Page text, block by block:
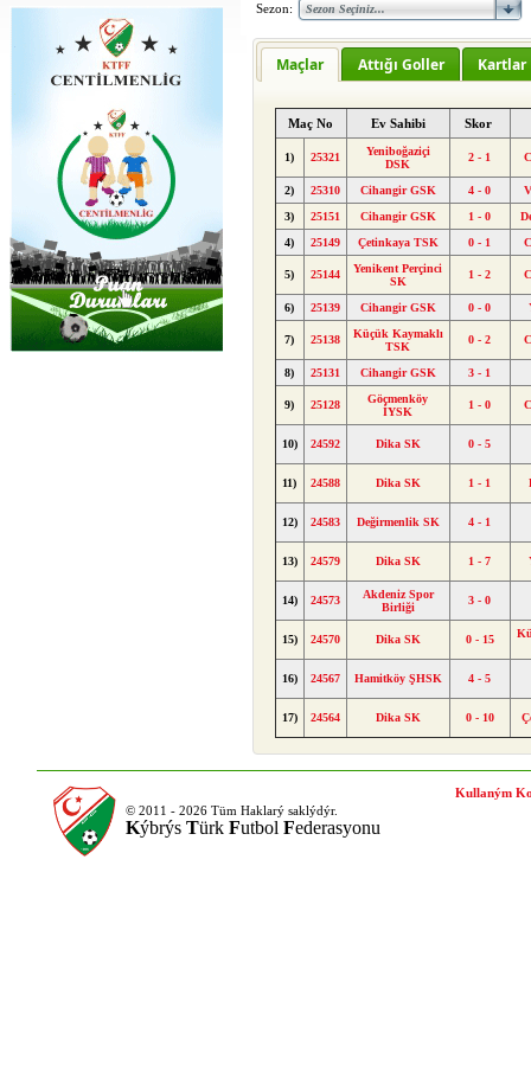
Sezon:
Maçlar Attığı Goller Kartlar
Maç No Ev Sahibi Skor
1) 25321
Yeniboğaziçi
DSK
2 - 1
2) 25310 Cihangir GSK 4 - 0
3)
25151 Cihangir GSK 1 - 0
4)
25149 Çetinkaya TSK 0 - 1
5) 25144
Yenikent Perçinci
SK
1 - 2
6) 25139 Cihangir GSK 0 - 0
7) 25138
Küçük Kaymaklı
TSK
0 - 2
8) 25131 Cihangir GSK 3 - 1
9) 25128
Göçmenköy
İYSK
1 - 0
10) 24592 Dika SK 0 - 5
11) 24588 Dika SK 1 - 1
12) 24583 Değirmenlik SK 4 - 1
13) 24579 Dika SK 1 - 7
14) 24573
Akdeniz Spor
Birliği
3 - 0
15) 24570 Dika SK 0 - 15
16) 24567 Hamitköy ŞHSK 4 - 5
17) 24564 Dika SK 0 - 10
© 2011 - 2026 Tüm Haklarý saklýdýr.
Kýbrýs Türk Futbol Federasyonu
Kullaným